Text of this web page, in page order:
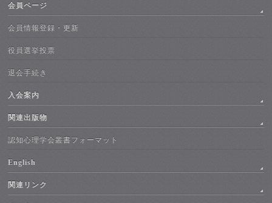
会員ページ
会員情報登録・更新
役員選挙投票
退会手続き
入会案内
関連出版物
認知心理学会叢書フォーマット
English
関連リンク